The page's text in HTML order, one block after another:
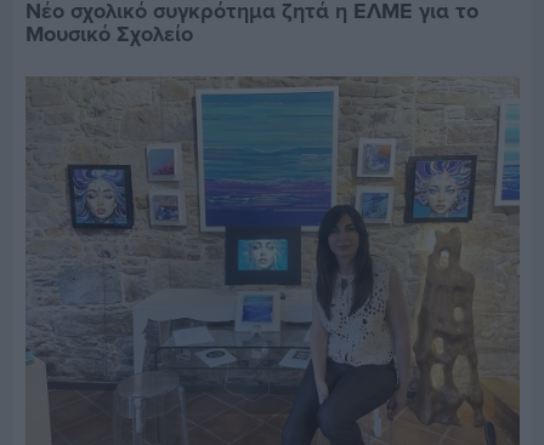
Νέο σχολικό συγκρότημα ζητά η ΕΛΜΕ για το
Μουσικό Σχολείο